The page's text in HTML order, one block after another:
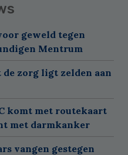
geweld tegen
Mentrum
zorg ligt zelden aan
komt met routekaart
met darmkanker
vangen gestegen